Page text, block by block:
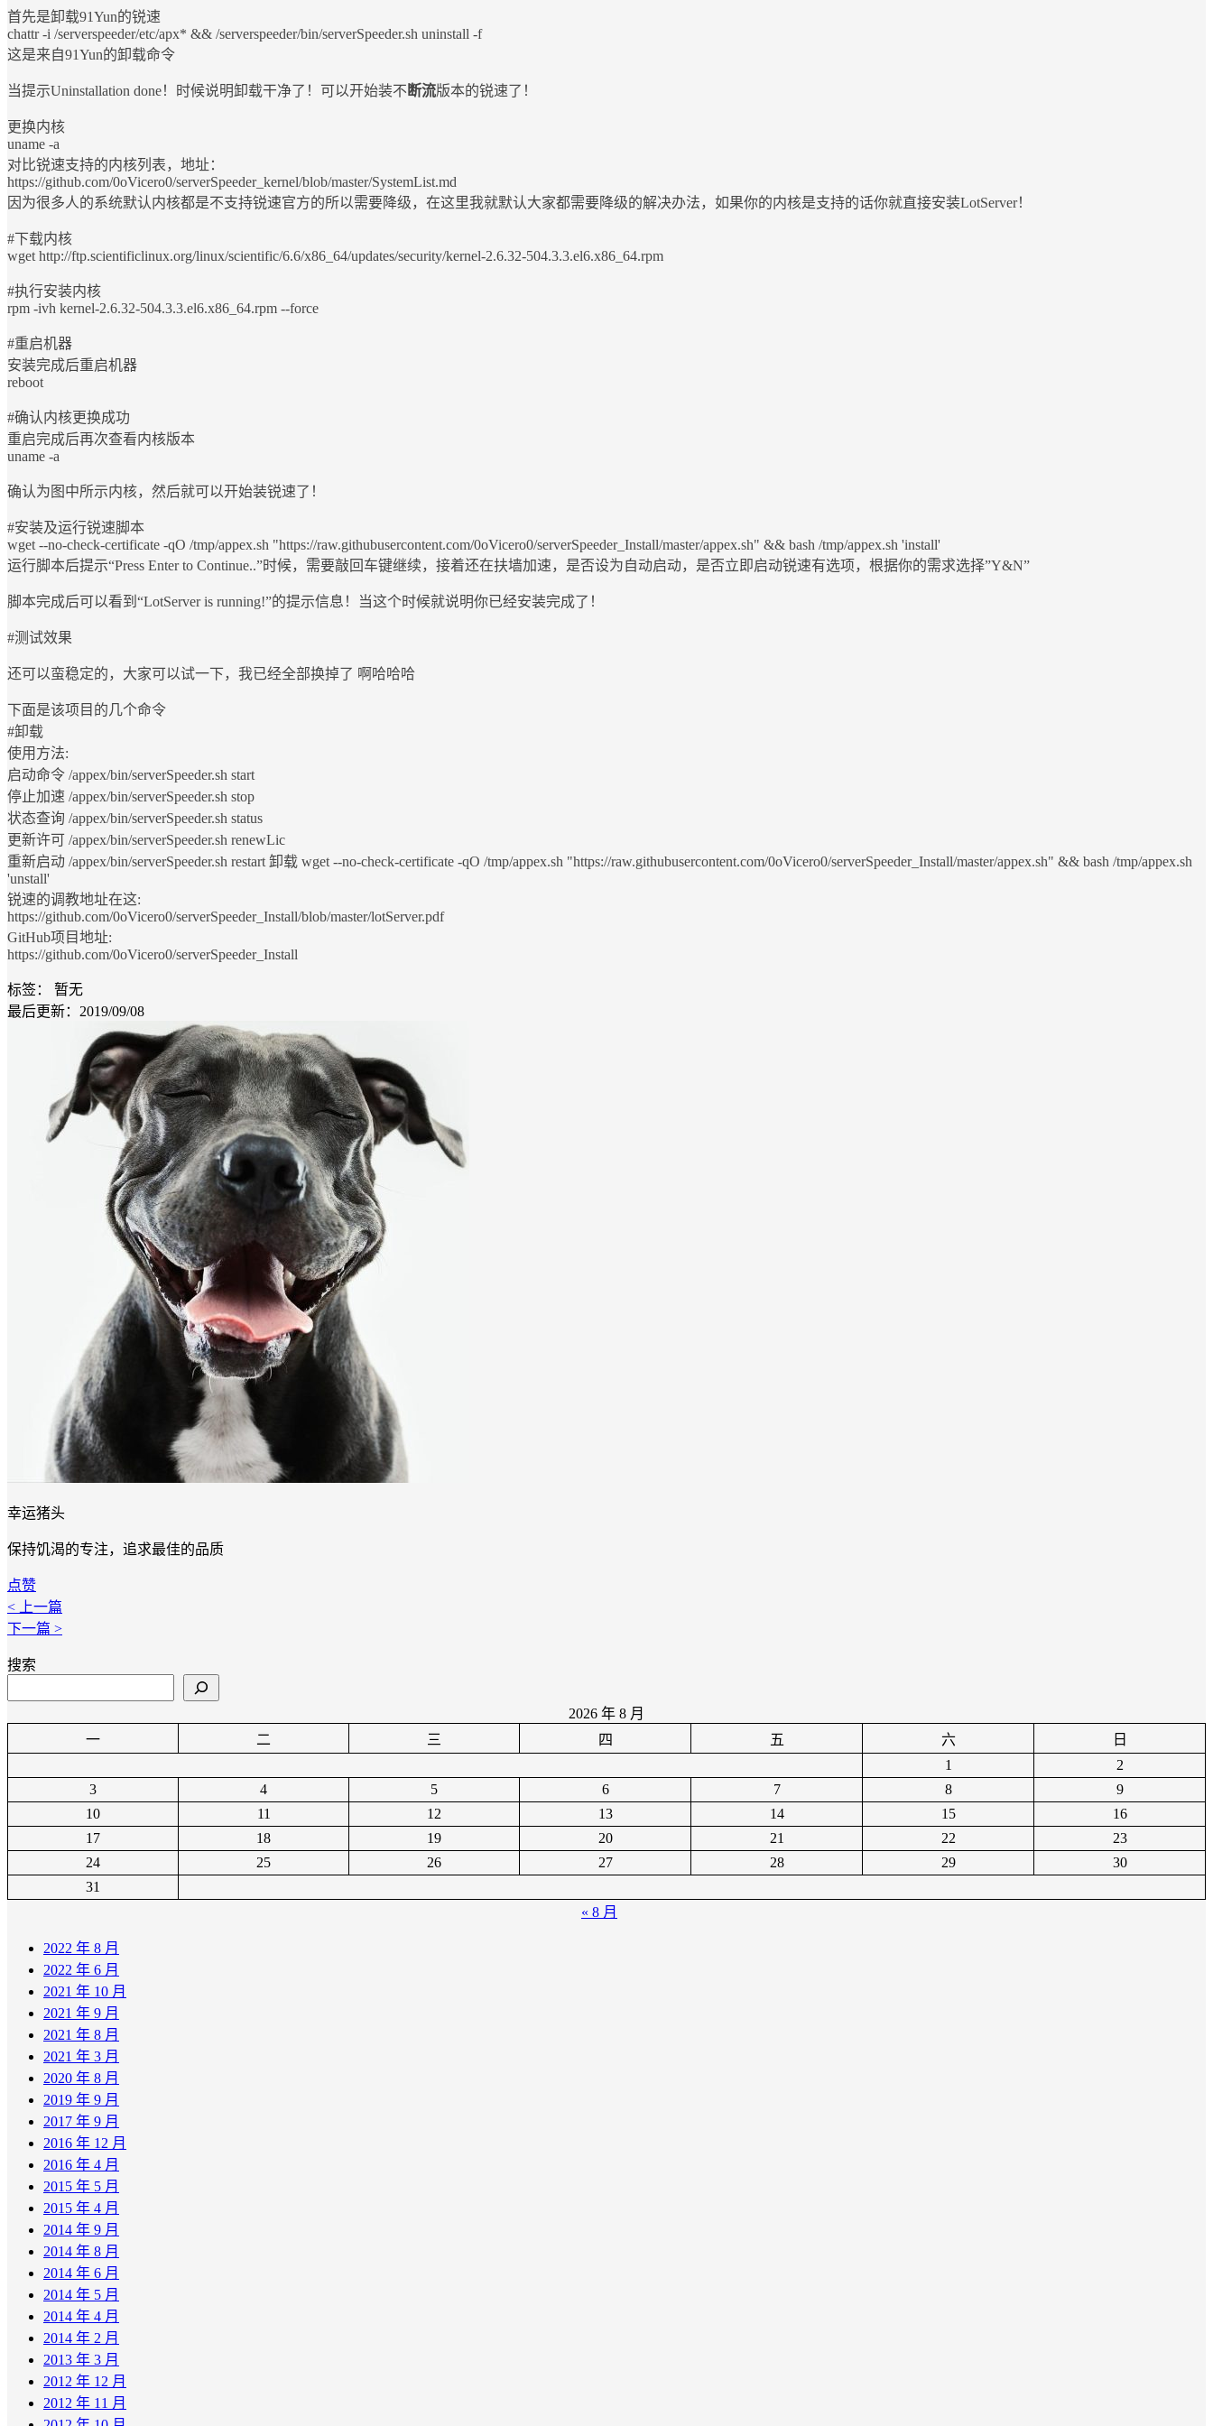
首先是卸载91Yun的锐速
chattr -i /serverspeeder/etc/apx* && /serverspeeder/bin/serverSpeeder.sh uninstall -f
这是来自91Yun的卸载命令
当提示Uninstallation done！时候说明卸载干净了！可以开始装不 断流版本的锐速了！
更换内核
uname -a
对比锐速支持的内核列表，地址：
https://github.com/0oVicero0/serverSpeeder_kernel/blob/master/SystemList.md
因为很多人的系统默认内核都是不支持锐速官方的所以需要降级，在这里我就默认大家都需要降级的解决办法，如果你的内核是支持的话你就直接安装LotServer！
#下载内核
wget http://ftp.scientificlinux.org/linux/scientific/6.6/x86_64/updates/security/kernel-2.6.32-504.3.3.el6.x86_64.rpm
#执行安装内核
rpm -ivh kernel-2.6.32-504.3.3.el6.x86_64.rpm --force
#重启机器
安装完成后重启机器
reboot
#确认内核更换成功
重启完成后再次查看内核版本
uname -a
确认为图中所示内核，然后就可以开始装锐速了！
#安装及运行锐速脚本
wget --no-check-certificate -qO /tmp/appex.sh "https://raw.githubusercontent.com/0oVicero0/serverSpeeder_Install/master/appex.sh" && bash /tmp/appex.sh 'install'
运行脚本后提示“Press Enter to Continue..”时候，需要敲回车键继续，接着还在扶墙加速，是否设为自动启动，是否立即启动锐速有选项，根据你的需求选择”Y&N”
脚本完成后可以看到“LotServer is running!”的提示信息！当这个时候就说明你已经安装完成了！
#测试效果
还可以蛮稳定的，大家可以试一下，我已经全部换掉了 啊哈哈哈
下面是该项目的几个命令
#卸载
使用方法:
启动命令 /appex/bin/serverSpeeder.sh start
停止加速 /appex/bin/serverSpeeder.sh stop
状态查询 /appex/bin/serverSpeeder.sh status
更新许可 /appex/bin/serverSpeeder.sh renewLic
重新启动 /appex/bin/serverSpeeder.sh restart 卸载 wget --no-check-certificate -qO /tmp/appex.sh "https://raw.githubusercontent.com/0oVicero0/serverSpeeder_Install/master/appex.sh" && bash /tmp/appex.sh
'unstall'
锐速的调教地址在这:
https://github.com/0oVicero0/serverSpeeder_Install/blob/master/lotServer.pdf
GitHub项目地址:
https://github.com/0oVicero0/serverSpeeder_Install
标签：
暂无
最后更新：2019/09/08
幸运猪头
保持饥渴的专注，追求最佳的品质
点赞
< 上一篇
下一篇 >
搜索
2026 年 8 月
一
二 三 四 五 六
日
1
2
3
4 5 6 7 8
9
10
11 12 13 14 15
16
17
18 19 20 21 22
23
24
25 26 27 28 29
30
31
« 8 月
2022 年 8 月
2022 年 6 月
2021 年 10 月
2021 年 9 月
2021 年 8 月
2021 年 3 月
2020 年 8 月
2019 年 9 月
2017 年 9 月
2016 年 12 月
2016 年 4 月
2015 年 5 月
2015 年 4 月
2014 年 9 月
2014 年 8 月
2014 年 6 月
2014 年 5 月
2014 年 4 月
2014 年 2 月
2013 年 3 月
2012 年 12 月
2012 年 11 月